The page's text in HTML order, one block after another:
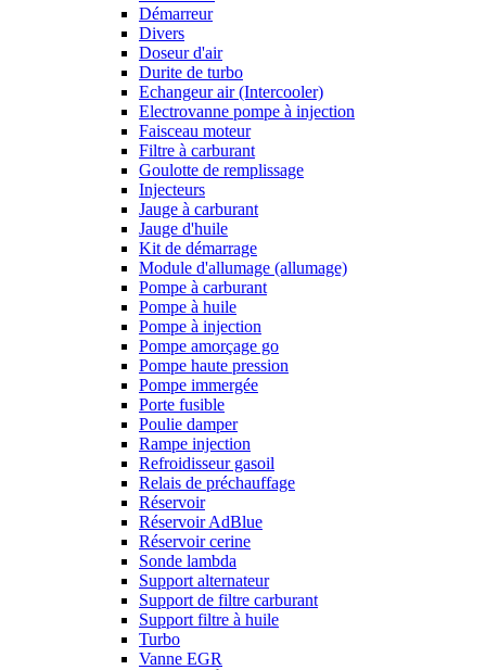
Démarreur
Divers
Doseur d'air
Durite de turbo
Echangeur air (Intercooler)
Electrovanne pompe à injection
Faisceau moteur
Filtre à carburant
Goulotte de remplissage
Injecteurs
Jauge à carburant
Jauge d'huile
Kit de démarrage
Module d'allumage (allumage)
Pompe à carburant
Pompe à huile
Pompe à injection
Pompe amorçage go
Pompe haute pression
Pompe immergée
Porte fusible
Poulie damper
Rampe injection
Refroidisseur gasoil
Relais de préchauffage
Réservoir
Réservoir AdBlue
Réservoir cerine
Sonde lambda
Support alternateur
Support de filtre carburant
Support filtre à huile
Turbo
Vanne EGR